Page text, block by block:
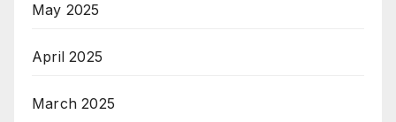
May 2025
April 2025
March 2025